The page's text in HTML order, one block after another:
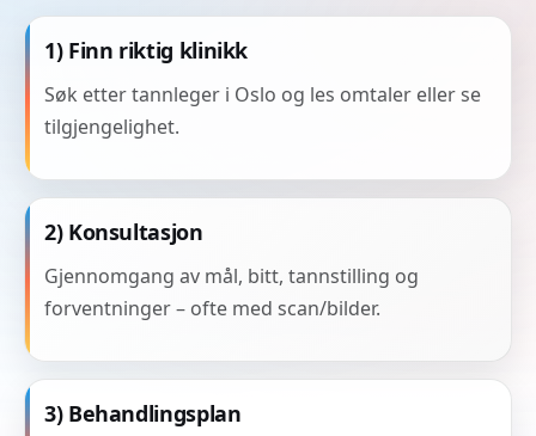
1) Finn riktig klinikk
Søk etter tannleger i Oslo og les omtaler eller se
tilgjengelighet.
2) Konsultasjon
Gjennomgang av mål, bitt, tannstilling og
forventninger – ofte med scan/bilder.
3) Behandlingsplan